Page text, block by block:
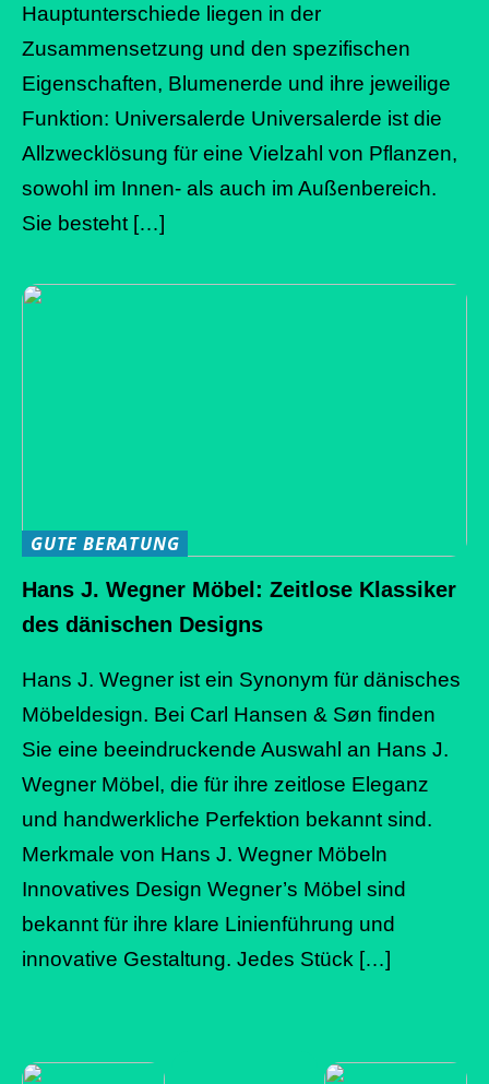
Hauptunterschiede liegen in der
Zusammensetzung und den spezifischen
Eigenschaften, Blumenerde und ihre jeweilige
Funktion: Universalerde Universalerde ist die
Allzwecklösung für eine Vielzahl von Pflanzen,
sowohl im Innen- als auch im Außenbereich.
Sie besteht […]
GUTE BERATUNG
Hans J. Wegner Möbel: Zeitlose Klassiker
des dänischen Designs
Hans J. Wegner ist ein Synonym für dänisches
Möbeldesign. Bei Carl Hansen & Søn finden
Sie eine beeindruckende Auswahl an Hans J.
Wegner Möbel, die für ihre zeitlose Eleganz
und handwerkliche Perfektion bekannt sind.
Merkmale von Hans J. Wegner Möbeln
Innovatives Design Wegner’s Möbel sind
bekannt für ihre klare Linienführung und
innovative Gestaltung. Jedes Stück […]